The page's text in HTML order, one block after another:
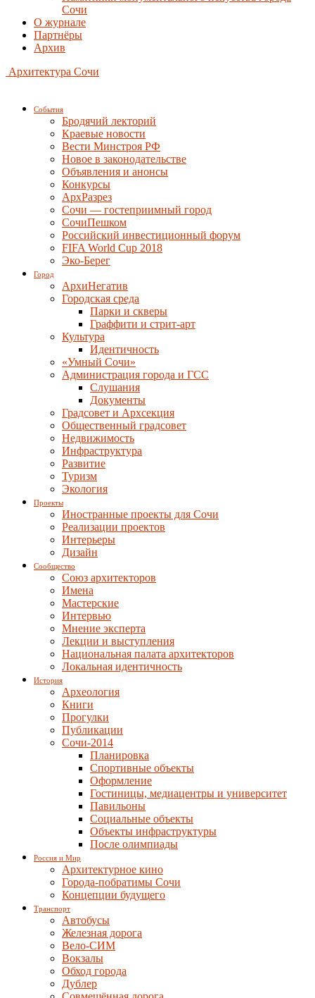
Сочи
О журнале
Партнёры
Архив
Архитектура Сочи
События
Бродячий лекторий
Краевые новости
Вести Минстроя РФ
Новое в законодательстве
Объявления и анонсы
Конкурсы
АрхРазрез
Сочи — гостеприимный город
СочиПешком
Российский инвестиционный форум
FIFA World Cup 2018
Эко-Берег
Город
АрхиНегатив
Городская среда
Парки и скверы
Граффити и стрит-арт
Культура
Идентичность
«Умный Сочи»
Администрация города и ГСС
Слушания
Документы
Градсовет и Архсекция
Общественный градсовет
Недвижимость
Инфраструктура
Развитие
Туризм
Экология
Проекты
Иностранные проекты для Сочи
Реализации проектов
Интерьеры
Дизайн
Сообщество
Союз архитекторов
Имена
Мастерские
Интервью
Мнение эксперта
Лекции и выступления
Национальная палата архитекторов
Локальная идентичность
История
Археология
Книги
Прогулки
Публикации
Сочи-2014
Планировка
Спортивные объекты
Оформление
Гостиницы, медиацентры и университет
Павильоны
Социальные объекты
Объекты инфраструктуры
После олимпиады
Россия и Мир
Архитектурное кино
Города-побратимы Сочи
Концепции будущего
Транспорт
Автобусы
Железная дорога
Вело-СИМ
Вокзалы
Обход города
Дублер